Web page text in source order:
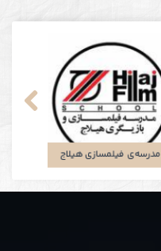
شرکت توتان